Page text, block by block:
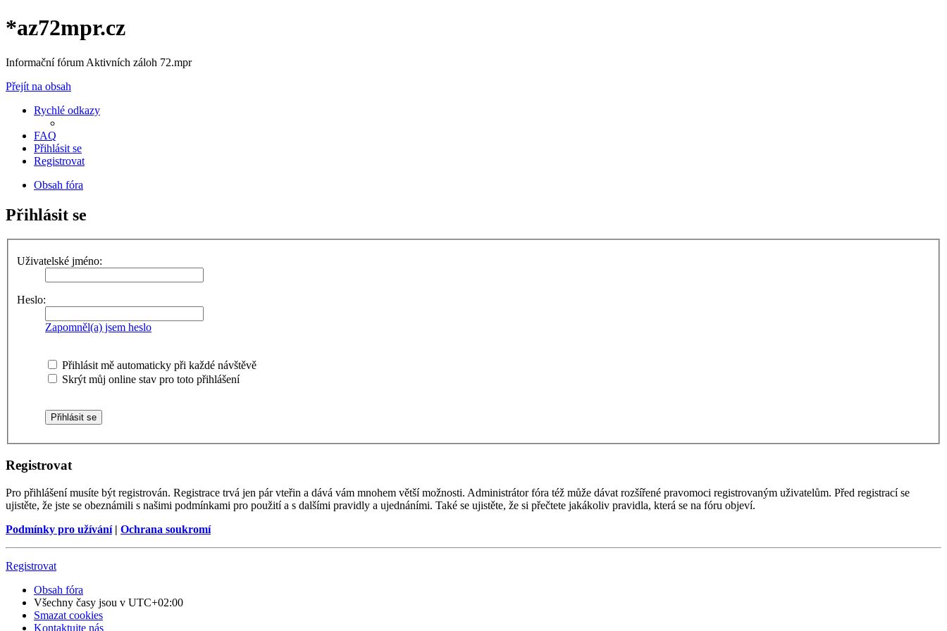
*az72mpr.cz
Informační fórum Aktivních záloh 72.mpr
Přejít na obsah
Rychlé odkazy
FAQ
Přihlásit se
Registrovat
Obsah fóra
Přihlásit se
Uživatelské jméno:
Heslo:
Zapomněl(a) jsem heslo
Přihlásit mě automaticky při každé návštěvě
Skrýt můj online stav pro toto přihlášení
Registrovat
Pro přihlášení musíte být registrován. Registrace trvá jen pár vteřin a dává vám mnohem větší možnosti. Administrátor fóra též může dávat rozšířené pravomoci registrovaným uživatelům. Před registrací se
ujistěte, že jste se obeznámili s našimi podmínkami pro použití a s dalšími pravidly a ujednáními. Také se ujistěte, že si přečtete jakákoliv pravidla, která se na fóru objeví.
Podmínky pro užívání| Ochrana soukromí
Registrovat
Obsah fóra
Všechny časy jsou v UTC+02:00
Smazat cookies
Kontaktujte nás